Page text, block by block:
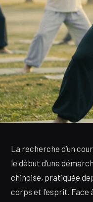
La recherche d’un
le début d’une
chinoise, pratiquée
corps et l’esprit.